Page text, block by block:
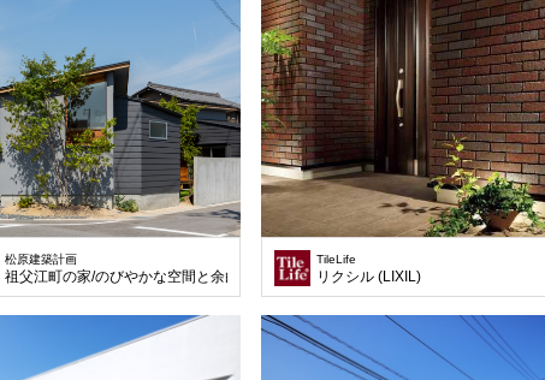
松原建築計画
祖父江町の家/のびやかな空間と余白を楽しむ住まい
TileLife
リクシル (LIXIL)